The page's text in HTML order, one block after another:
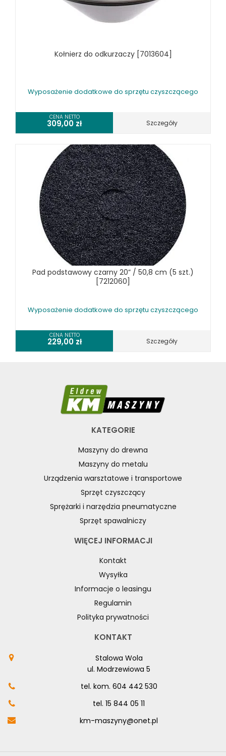
Kołnierz do odkurzaczy [7013604]
Wyposażenie dodatkowe do sprzętu czyszczącego
CENA NETTO
309,00 zł Szczegóły
Pad podstawowy czarny 20” / 50,8 cm (5 szt.)
[7212060]
Wyposażenie dodatkowe do sprzętu czyszczącego
CENA NETTO
229,00 zł Szczegóły
KATEGORIE
Maszyny do drewna
Maszyny do metalu
Urządzenia warsztatowe i transportowe
Sprzęt czyszczący
Sprężarki i narzędzia pneumatyczne
Sprzęt spawalniczy
WIĘCEJ INFORMACJI
Kontakt
Wysyłka
Informacje o leasingu
Regulamin
Polityka prywatności
KONTAKT
Stalowa Wola
ul. Modrzewiowa 5
tel. kom. 604 442 530
tel. 15 844 05 11
km-maszyny@onet.pl